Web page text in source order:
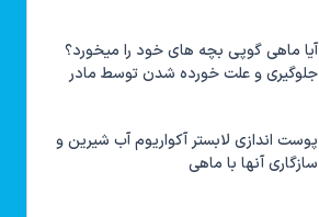
آیا ماهی گوپی بچه های خود را میخورد؟
جلوگیری و علت خورده شدن توسط مادر
پوست اندازی لابستر آکواریوم آب شیرین و
سازگاری آنها با ماهی